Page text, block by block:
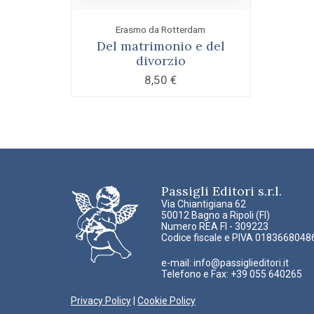
Erasmo da Rotterdam
Del matrimonio e del
divorzio
8,50€
Passigli Editori s.r.l.
Via Chiantigiana 62
50012 Bagno a Ripoli (FI)
Numero REA FI - 309223
Codice fiscale e PIVA
e-mail: info@passiglieditori.it
Telefono e Fax: +39 055 640265
Privacy Policy | Cookie Policy